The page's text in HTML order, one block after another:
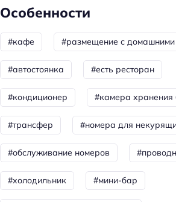
Пляжный отдых
Пляжные полотенца
Бизнес-услуги
Бизнес-центр
Конференц-зал
Общая информация
Отопление
Круглосуточная регистрация
Количество звёзд: 3
Особенности
#кафе #размещение с
#автостоянка #есть ресторан
#кондиционер #камера хранения
#трансфер #номера для
#обслуживание номеров
#холодильник #мини-бар